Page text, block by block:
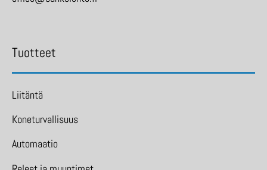
Tuotteet
Liitäntä
Koneturvallisuus
Automaatio